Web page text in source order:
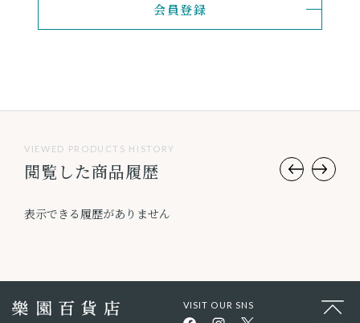
会員登録
VIEWED PRODUCTS HISTORY
閲覧した商品履歴
表示できる履歴がありません
VISIT OUR SNS